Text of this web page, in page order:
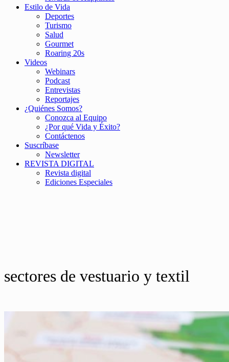
Estilo de Vida
Deportes
Turismo
Salud
Gourmet
Roaring 20s
Videos
Webinars
Podcast
Entrevistas
Reportajes
¿Quiénes Somos?
Conozca al Equipo
¿Por qué Vida y Éxito?
Contáctenos
Suscríbase
Newsletter
REVISTA DIGITAL
Revista digital
Ediciones Especiales
sectores de vestuario y textil